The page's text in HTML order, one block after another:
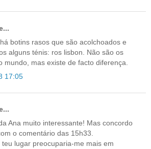
botins rasos que são acolchoados e
alguns ténis: ros lisbon. Não são os
mundo, mas existe de facto diferença.
17:05
Ana muito interessante! Mas concordo
o comentário das 15h33.
lugar preocuparia-me mais em